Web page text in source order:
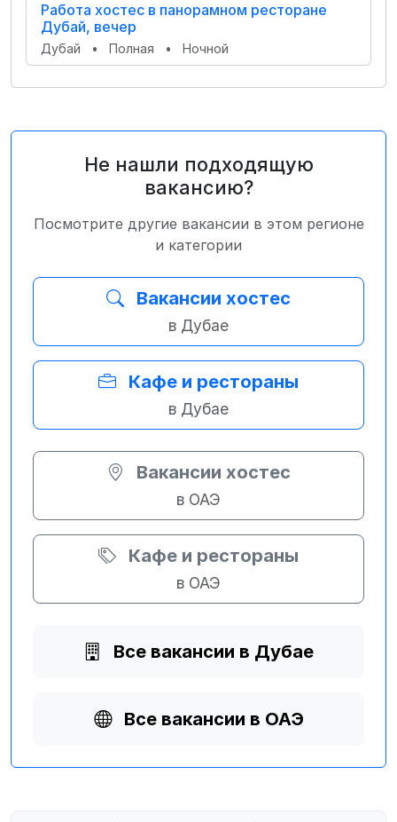
Работа хостес в панорамном ресторане
Дубай, вечер
Дубай • Полная • Ночной
Не нашли подходящую
вакансию?
Посмотрите другие вакансии в этом регионе
и категории
Вакансии хостес
в Дубае
Кафе и рестораны
в Дубае
Вакансии хостес
в ОАЭ
Кафе и рестораны
в ОАЭ
Все вакансии в Дубае
Все вакансии в ОАЭ